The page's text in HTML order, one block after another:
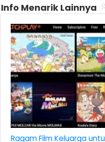
Info Menarik Lainnya
Ragam Film Keluarga